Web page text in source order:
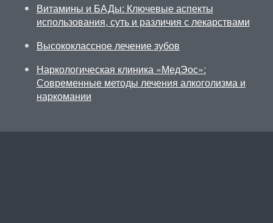
Витамины и БАДы: Ключевые аспекты
использования, суть и различия с лекарствами
Высококлассное лечение зубов
Наркологическая клиника «МедЭос»:
Современные методы лечения алкоголизма и
наркомании